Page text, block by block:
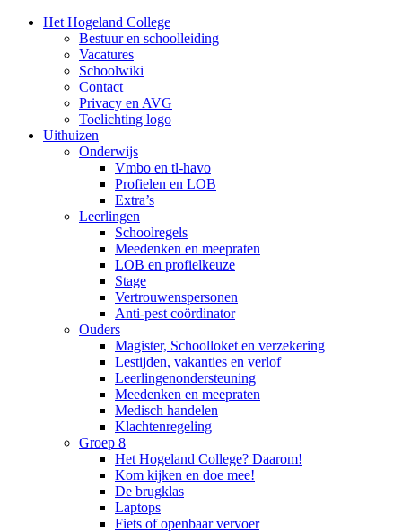
Het Hogeland College
Bestuur en schoolleiding
Vacatures
Schoolwiki
Contact
Privacy en AVG
Toelichting logo
Uithuizen
Onderwijs
Vmbo en tl-havo
Profielen en LOB
Extra’s
Leerlingen
Schoolregels
Meedenken en meepraten
LOB en profielkeuze
Stage
Vertrouwenspersonen
Anti-pest coördinator
Ouders
Magister, Schoolloket en verzekering
Lestijden, vakanties en verlof
Leerlingenondersteuning
Meedenken en meepraten
Medisch handelen
Klachtenregeling
Groep 8
Het Hogeland College? Daarom!
Kom kijken en doe mee!
De brugklas
Laptops
Fiets of openbaar vervoer